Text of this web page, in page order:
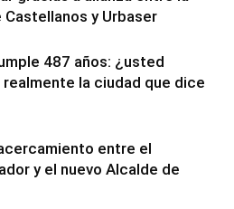
Castellanos y Urbaser
487 años: ¿usted
la ciudad que dice
entre el
y el nuevo Alcalde de